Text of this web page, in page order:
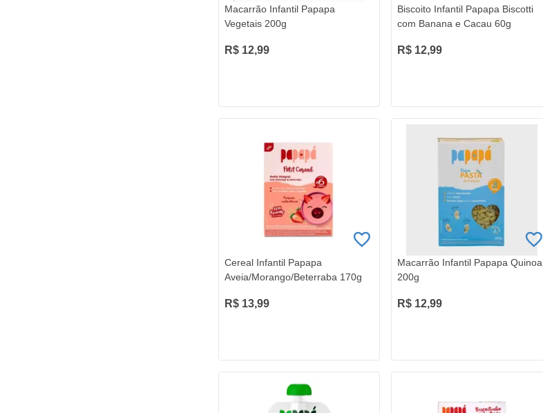
Macarrão Infantil Papapa
Vegetais 200g
R$ 12,99
Biscoito Infantil Papapa Biscotti
com Banana e Cacau 60g
R$ 12,99
Cereal Infantil Papapa
Aveia/Morango/Beterraba 170g
R$ 13,99
Macarrão Infantil Papapa Quinoa
200g
R$ 12,99